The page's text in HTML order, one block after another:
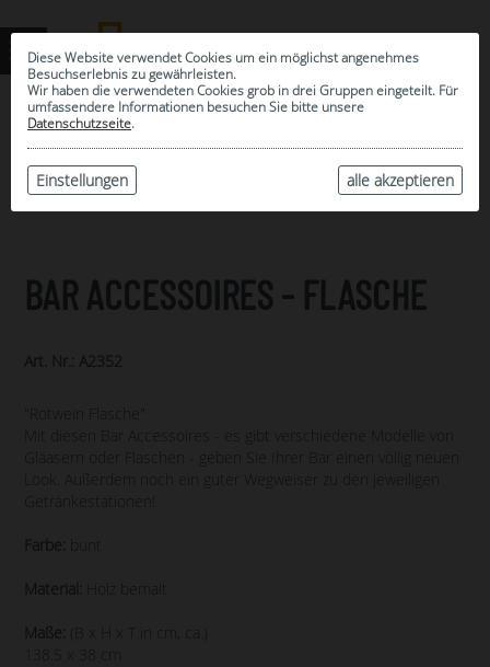
Diese Website verwendet Cookies um ein möglichst angenehmes
Besuchserlebnis zu gewährleisten.
Wir haben die verwendeten Cookies grob in drei Gruppen eingeteilt. Für
umfassendere Informationen besuchen Sie bitte unsere
Datenschutzseite.
alle akzeptieren
Einstellungen
ARCHIV
BAR ACCESSOIRES - FLASCHE
Art. Nr.: A2352
"Rotwein Flasche"
Mit diesen Bar Accessoires - es gibt verschiedene Modelle von
Gläasern oder Flaschen - geben Sie Ihrer Bar einen völlig neuen
Look. Außerdem noch ein guter Wegweiser zu den jeweiligen
Getränkestationen!
Farbe: bunt
Material: Holz bemalt
Maße:
(B x H x T in cm, ca.)